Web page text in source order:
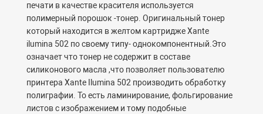
печати в качестве красителя используется
полимерный порошок -тонер. Оригинальный тонер
который находится в желтом картридже Xante
ilumina 502 по своему типу- однокомпонентный.Это
означает что тонер не содержит в составе
силиконового масла ,что позволяет пользователю
принтера Xante Ilumina 502 производить обработку
полиграфии. То есть ламинирование, фольгирование
листов с изображением и тому подобные